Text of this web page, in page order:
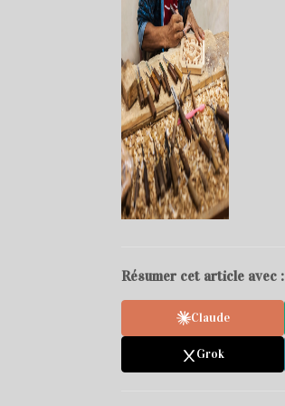
Résumer cet article avec :
Claude
Grok